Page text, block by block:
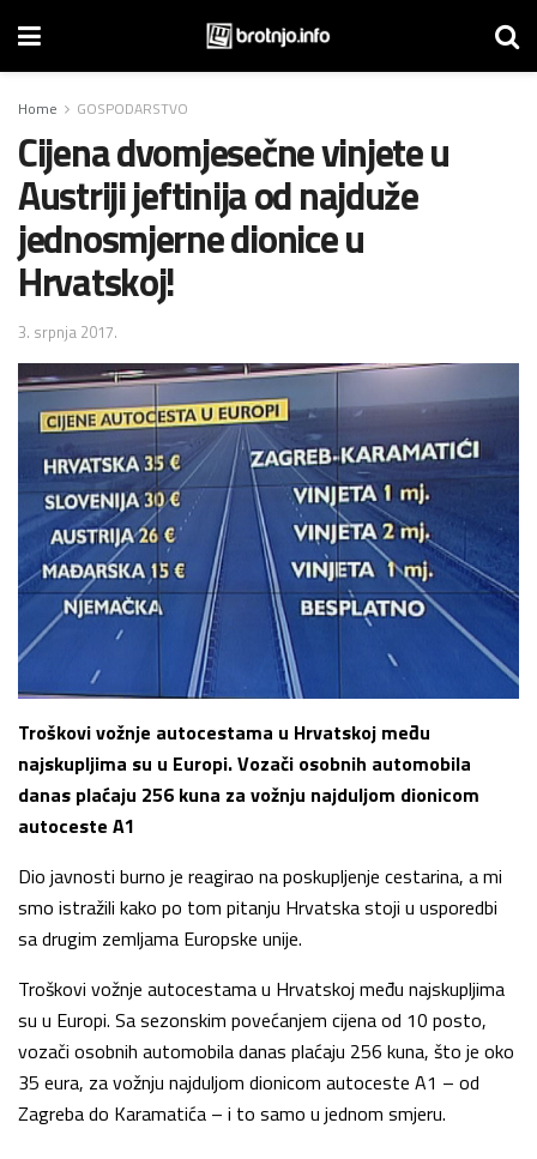
Home GOSPODARSTVO
Cijena dvomjesečne vinjete u
Austriji jeftinija od najduže
jednosmjerne dionice u
Hrvatskoj!
3. srpnja 2017.
Troškovi vožnje autocestama u Hrvatskoj među
najskupljima su u Europi. Vozači osobnih automobila
danas plaćaju 256 kuna za vožnju najduljom dionicom
autoceste A1
Dio javnosti burno je reagirao na poskupljenje cestarina, a mi
smo istražili kako po tom pitanju Hrvatska stoji u usporedbi
sa drugim zemljama Europske unije.
Troškovi vožnje autocestama u Hrvatskoj među najskupljima
su u Europi. Sa sezonskim povećanjem cijena od 10 posto,
vozači osobnih automobila danas plaćaju 256 kuna, što je oko
35 eura, za vožnju najduljom dionicom autoceste A1 – od
Zagreba do Karamatića – i to samo u jednom smjeru.